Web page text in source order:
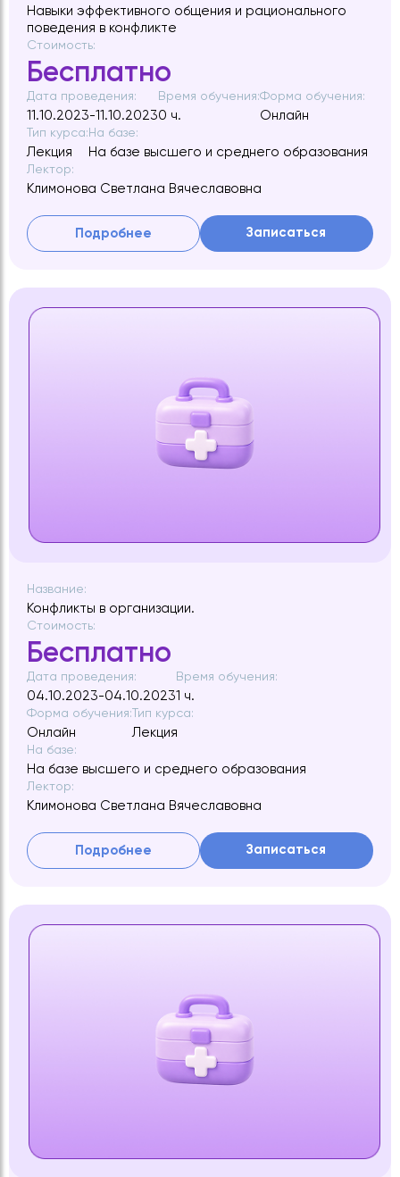
Навыки эффективного общения и рационального
поведения в конфликте
Стоимость:
Бесплатно
Дата проведения:
11.10.2023-11.10.2023
Время обучения:
0 ч.
Форма обучения:
Онлайн
Тип курса:
Лекция
На базе:
На базе высшего и среднего образования
Лектор:
Климонова Светлана Вячеславовна
Подробнее Записаться
Название:
​Конфликты в организации.
Стоимость:
Бесплатно
Дата проведения:
04.10.2023-04.10.2023
Время обучения:
1 ч.
Форма обучения:
Онлайн
Тип курса:
Лекция
На базе:
На базе высшего и среднего образования
Лектор:
Климонова Светлана Вячеславовна
Подробнее Записаться